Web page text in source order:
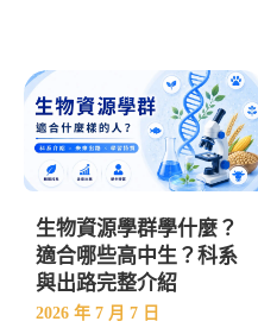
生物資源學群學什麼？
適合哪些高中生？科系
與出路完整介紹
2026 年 7 月 7 日